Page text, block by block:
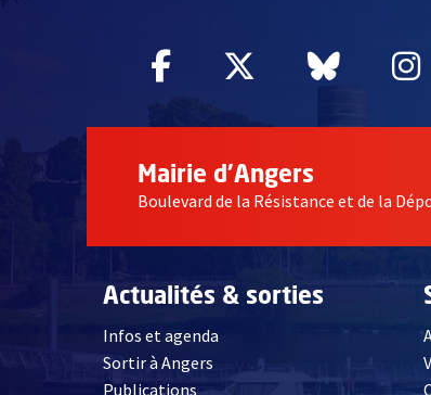
Facebook
, Ouvre une
Twitter
, Ouvre une
Bluesky
,
Mairie d'Angers
Boulevard de la Résistance et de la
Actualités & sorties
Infos et agenda
Sortir à Angers
Publications